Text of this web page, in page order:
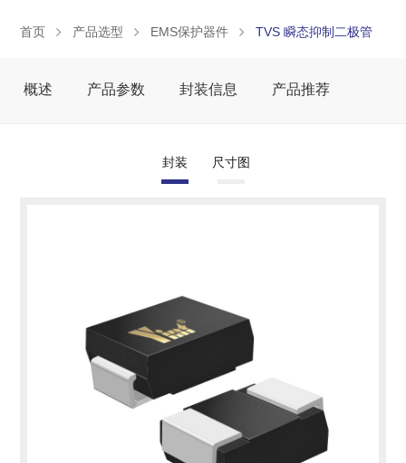
首页 产品选型 EMS保护器件 TVS 瞬态抑制二极管
概述 产品参数 封装信息 产品推荐
封装 尺寸图